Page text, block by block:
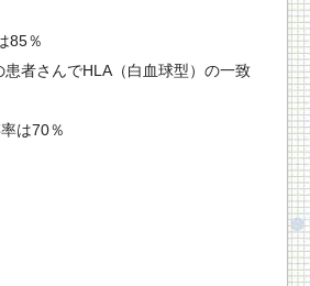
85％
患者さんでHLA（白血球型）の一致
は70％